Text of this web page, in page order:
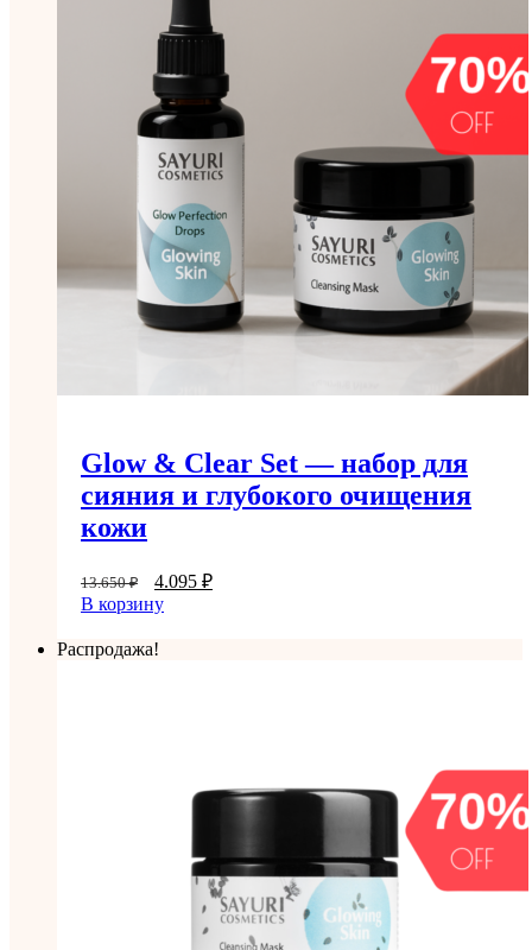
Glow & Clear Set — набор для
сияния и глубокого очищения
кожи
13.650₽ 4.095 ₽
В корзину
Распродажа!